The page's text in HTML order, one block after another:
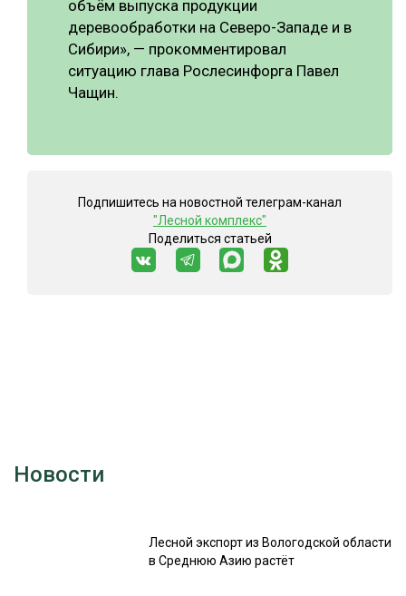
объём выпуска продукции
деревообработки на Северо-Западе и в
Сибири», — прокомментировал
ситуацию глава Рослесинфорга Павел
Чащин.
Подпишитесь на новостной телеграм-канал
"Лесной комплекс"
Поделиться статьей
Новости
Лесной экспорт из Вологодской области
в Среднюю Азию растёт